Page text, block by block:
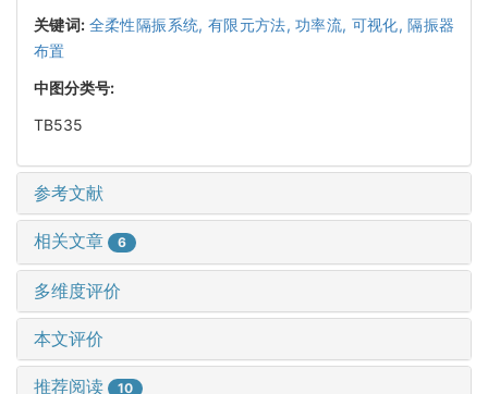
关键词: 全柔性隔振系统, 有限元方法,功率流, 可视化,隔振器
布置
中图分类号:
TB535
参考文献
相关文章 6
多维度评价
本文评价
推荐阅读 10